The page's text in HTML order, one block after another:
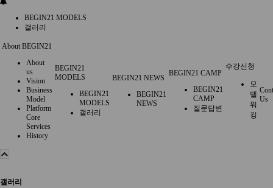
BEGIN21 MODELS
갤러리
About BEGIN21
About
us
Vision
Business
Model
Platform
Core
Services
History
BEGIN21
MODELS
BEGIN21
MODELS
갤러리
BEGIN21 NEWS
BEGIN21
NEWS
BEGIN21 CAMP
BEGIN21
CAMP
질문답변
수강신청
모
델
워
킹
Us
갤러리